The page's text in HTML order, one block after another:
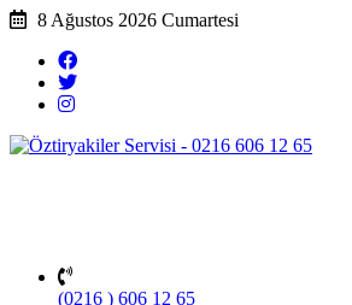
8 Ağustos 2026 Cumartesi
(0216 ) 606 12 65